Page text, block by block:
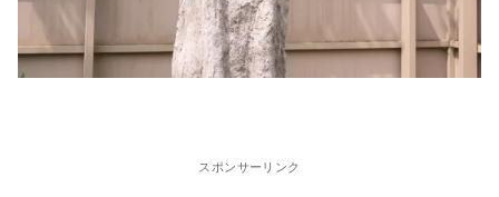
スポンサーリンク